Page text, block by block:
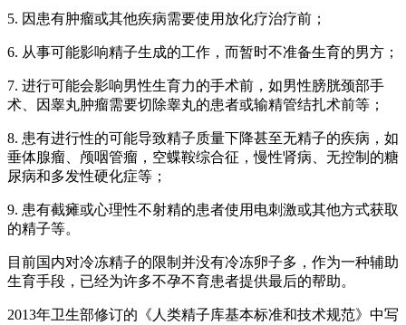
5. 因患有肿瘤或其他疾病需要使用放化疗治疗前；
6. 从事可能影响精子生成的工作，而暂时不准备生育的男方；
7. 进行可能会影响男性生育力的手术前，如男性膀胱颈部手
术、因睾丸肿瘤需要切除睾丸的患者或输精管结扎术前等；
8. 患有进行性的可能导致精子质量下降甚至无精子的疾病，如
垂体腺瘤、颅咽管瘤，空蝶鞍综合征，慢性肾病、无控制的糖
尿病和多发性硬化症等；
9. 患有截瘫或心理性不射精的患者使用电刺激或其他方式获取
的精子等。
目前国内对冷冻精子的限制并没有冷冻卵子多，作为一种辅助
生育手段，已经为许多不孕不育患者提供最后的帮助。
2013年卫生部修订的《人类精子库基本标准和技术规范》中写